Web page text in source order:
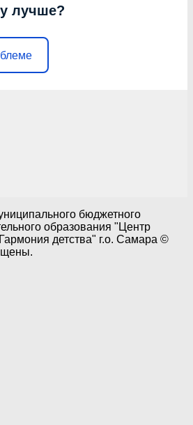
лучше?
бюджетного
образования "Центр
детства" г.о. Самара ©